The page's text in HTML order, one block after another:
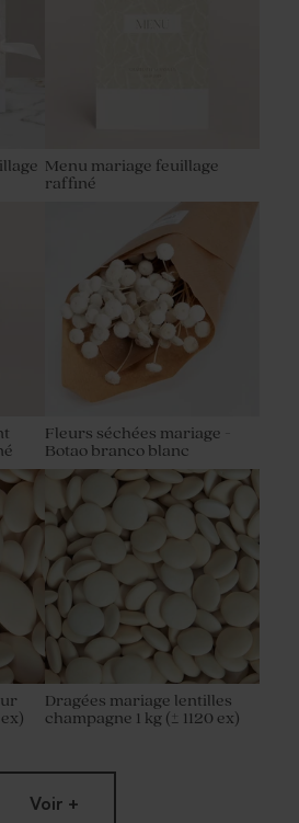
Menu mariage feuillage
raffiné
Fleurs séchées mariage -
Botao branco blanc
Dragées mariage lentilles
champagne 1 kg (± 1120 ex)
Voir +